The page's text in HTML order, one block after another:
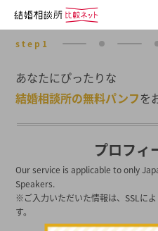
あなたにぴったりな
結婚相談所の無料パンフを
プロフィ
Our service is applicable to only
Speakers.
※ご入力いただいた情報は、SSLに
す。